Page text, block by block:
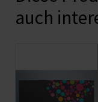
auch